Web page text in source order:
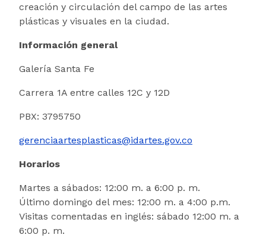
creación y circulación del campo de las artes
plásticas y visuales en la ciudad.
Información general
​Galería Santa Fe
Carrera 1A entre calles 12C y 12D
PBX: 3795750
gerenciaartesplasticas@idartes.gov.co
Horarios
Martes a sábados: 12:00 m. a 6:00 p. m.
Último domingo del mes: 12:00 m. a 4:00 p.m.
Visitas comentadas en inglés: sábado 12:00 m. a
6:00 p. m.